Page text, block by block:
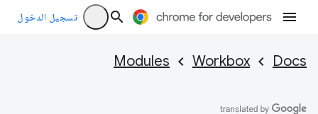
تسجيل الدخول
Docs
Workbox
Modules